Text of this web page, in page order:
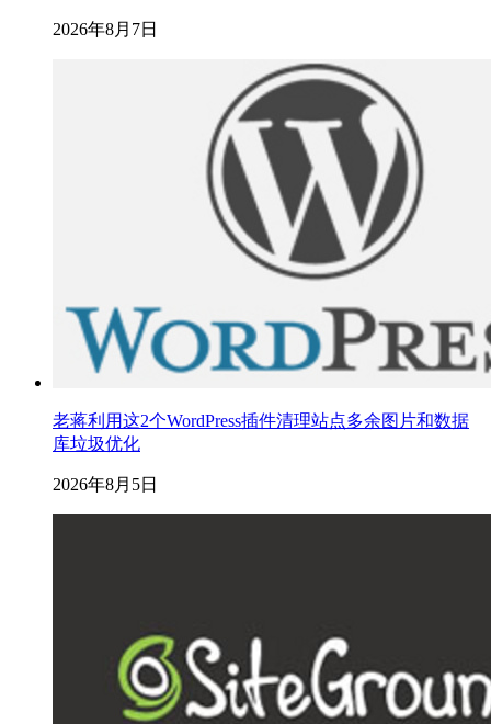
2026年8月7日
老蒋利用这2个WordPress插件清理站点多余图片和数据
库垃圾优化
2026年8月5日